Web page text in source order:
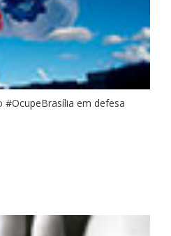
em defesa